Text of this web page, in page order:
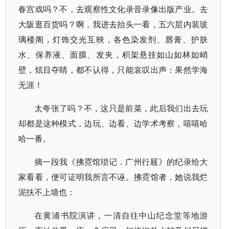
春宫戏吗？不，去观察性文化录音录像出版产业。去
大阪逛百货吗？啊，我进去抬头一看，五六层内装玻
璃楼阁，灯饰交光互映，各色染发剂、唇膏、护肤
水、保养液、面膜、发夹，积架悬挂如山如林如峭
壁，炫目夺睛，都不认得，只能哀叹出声：果然学海
无涯！
太夸张了吗？不，这只是前菜，此后我们出去玩
却都是这种模式，边玩、边看、边学术考察，嘻嘻哈
哈一番。
摘一段我《拂霓馆琐记．广州行屐》的纪录给大
家看看，便可证明我所言不诬。拂霓馆者，她说我烂
泥扶不上墙也：
在黄浦书院演讲，一清自往中山纪念堂等地游